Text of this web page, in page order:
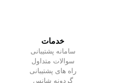
خدمات
سامانه پشتیبانی
سوالات متداول
راه های پشتیبانی
گردونه شانس